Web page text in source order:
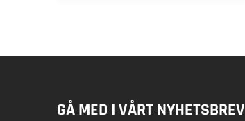
GÅ MED I VÅRT NYHETSBREV